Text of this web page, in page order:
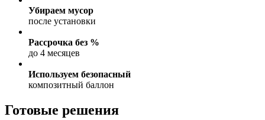
Убираем мусор
после установки
Рассрочка без %
до 4 месяцев
Используем безопасный
композитный баллон
Готовые решения